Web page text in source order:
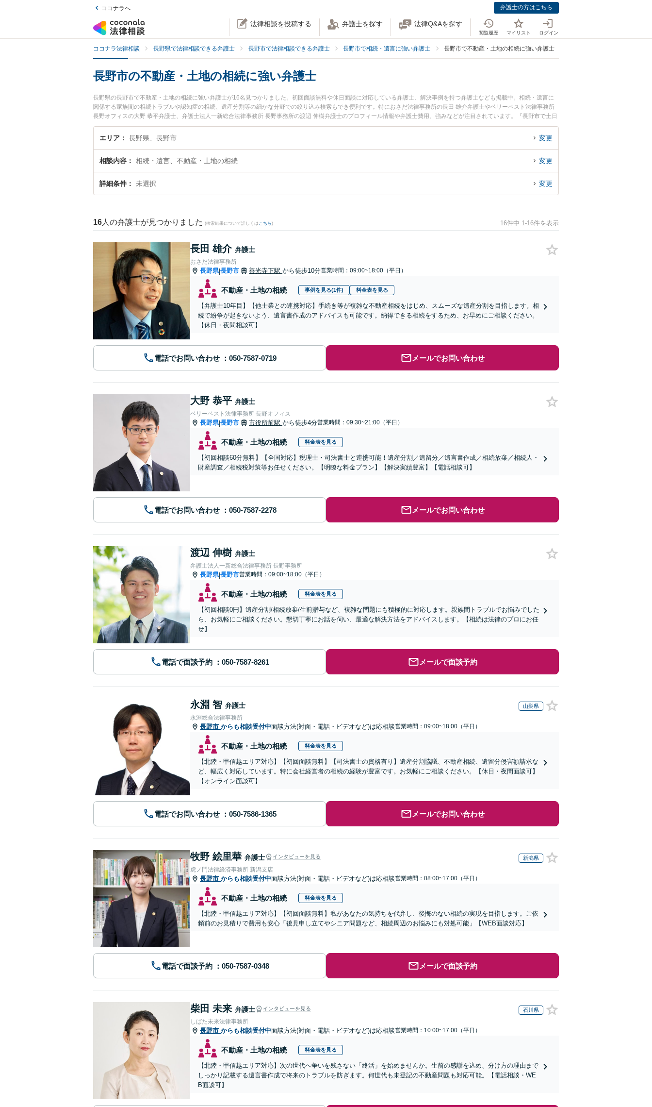
ココナラへ 弁護士の方はこちら
法律相談を投稿する 弁護士を探す 法律Q&Aを探す
閲覧履歴 マイリスト ログイン
ココナラ法律相談 長野県で法律相談できる弁護士 長野市で法律相談できる弁護士 長野市で相続・遺言に強い弁護士 長野市で不動産・土地の相続に強い弁護士
長野市の不動産・土地の相続に強い弁護士
長野県の長野市で不動産・土地の相続に強い弁護士が16名見つかりました。初回面談無料や休日面談に対応している弁護士、解決事例を持つ弁護士なども掲載中。相続・遺言に
関係する家族間の相続トラブルや認知症の相続、遺産分割等の細かな分野での絞り込み検索もでき便利です。特におさだ法律事務所の長田 雄介弁護士やベリーベスト法律事務所
長野オフィスの大野 恭平弁護士、弁護士法人一新総合法律事務所 長野事務所の渡辺 伸樹弁護士のプロフィール情報や弁護士費用、強みなどが注目されています。『長野市で土日
や夜間に発生した不動産・土地の相続のトラブルを今すぐに弁護士に相談したい』『不動産・土地の相続のトラブル解決の実績豊富な近くの弁護士を検索したい』『初回相談無料
で不動産・土地の相続を法律相談できる長野市内の弁護士に相談予約したい』などでお困りの相談者さんにおすすめです。
エリア 長野県、長野市 変更
相談内容 相続・遺言、不動産・土地の相続 変更
詳細条件 未選択 変更
16 人の弁護士が見つかりました (検索結果について詳しくは こちら) 16件中 1-16件を表示
長田 雄介 弁護士
おさだ法律事務所
長野県|長野市 善光寺下駅 から徒歩10分営業時間：09:00~18:00（平日）
不動産・土地の相続 事例を見る(1件) 料金表を見る
【弁護士10年目】【他士業との連携対応】手続き等が複雑な不動産相続をはじめ、スムーズな遺産分割を目指します。相
続で紛争が起きないよう、遺言書作成のアドバイスも可能です。納得できる相続をするため、お早めにご相談ください。
【休日・夜間相談可】
電話でお問い合わせ メールでお問い合わせ
大野 恭平 弁護士
ベリーベスト法律事務所 長野オフィス
長野県|長野市 市役所前駅 から徒歩4分営業時間：09:30~21:00（平日）
不動産・土地の相続 料金表を見る
【初回相談60分無料】【全国対応】税理士・司法書士と連携可能！遺産分割／遺留分／遺言書作成／相続放棄／相続人・
財産調査／相続税対策等お任せください。【明瞭な料金プラン】【解決実績豊富】【電話相談可】
電話でお問い合わせ メールでお問い合わせ
渡辺 伸樹 弁護士
弁護士法人一新総合法律事務所 長野事務所
長野県|長野市営業時間：09:00~18:00（平日）
不動産・土地の相続 料金表を見る
【初回相談0円】遺産分割/相続放棄/生前贈与など、複雑な問題にも積極的に対応します。親族間トラブルでお悩みでした
ら、お気軽にご相談ください。懇切丁寧にお話を伺い、最適な解決方法をアドバイスします。【相続は法律のプロにお任
せ】
電話で面談予約 メールで面談予約
永淵 智 弁護士 山梨県
永淵総合法律事務所
長野市 からも相談受付中面談方法(対面・電話・ビデオなど)は応相談営業時間：09:00~18:00（平日）
不動産・土地の相続 料金表を見る
【北陸・甲信越エリア対応】【初回面談無料】【司法書士の資格有り】遺産分割協議、不動産相続、遺留分侵害額請求な
ど、幅広く対応しています。特に会社経営者の相続の経験が豊富です。お気軽にご相談ください。【休日・夜間面談可】
【オンライン面談可】
電話でお問い合わせ メールでお問い合わせ
牧野 絵里華 弁護士 インタビューを見る 新潟県
虎ノ門法律経済事務所 新潟支店
長野市 からも相談受付中面談方法(対面・電話・ビデオなど)は応相談営業時間：08:00~17:00（平日）
不動産・土地の相続 料金表を見る
【北陸・甲信越エリア対応】【初回面談無料】私があなたの気持ちを代弁し、後悔のない相続の実現を目指します。ご依
頼前のお見積りで費用も安心「後見申し立てやシニア問題など、相続周辺のお悩みにも対処可能」【WEB面談対応】
電話で面談予約 メールで面談予約
柴田 未来 弁護士 インタビューを見る 石川県
しばた未来法律事務所
長野市 からも相談受付中面談方法(対面・電話・ビデオなど)は応相談営業時間：10:00~17:00（平日）
不動産・土地の相続 料金表を見る
【北陸・甲信越エリア対応】次の世代へ争いを残さない「終活」を始めませんか。生前の感謝を込め、分け方の理由まで
しっかり記載する遺言書作成で将来のトラブルを防ぎます。何世代も未登記の不動産問題も対応可能。【電話相談・WE
B面談可】